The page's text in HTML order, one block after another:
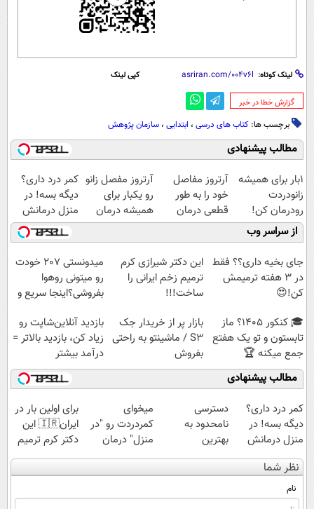
لینک کوتاه: کپی لینک
‌گزارش خطا در خبر
برچسب ها: کتاب های درسی ، ابتدایی ، سازمان پژوهش
مطالب پیشنهادی
1بار برای همیشه
زانودردت
رودرمان کن!
(تکنولوژی آلمان)
◂پرسشنامه▸
آرتروز مفاصل
خود را به طور
قطعی درمان
کنید!
◗پرسش‌نامه◖
آرتروز مفصل زانو
رو یکبار برای
همیشه درمان
کن!
◗پرسش‌نامه◖
کمر درد داری؟
دیگه بسه! در
منزل درمانش
کن
(◀پرسش‌نامه)
از سراسر وب
جای بخیه داری؟؟ فقط
در 3 هفته ترمیمش
کن!😍
این دکتر شیرازی کرم
ترمیم زخم ایرانی را
ساخت!!!
میدونستی 207 خودت
رو میتونی روهوا
بفروشی؟اینجا سریع و
🎓 کنکور ۱۴۰5؟ ماز
تابستون و تو یک هفتع
جمع میکنه 🏆
بازار پر از خریدار جک
S3 / ماشینتو به راحتی
بفروش
بازدید آنلاین‌شاپت رو
زیاد کن، بازدید بالاتر =
درآمد بیشتر
مطالب پیشنهادی
کمر درد داری؟
دیگه بسه! در
منزل درمانش
کن
(◀پرسش‌نامه)
دسترسی
نامحدود به
بهترین
آموزش‌ها تا روز
کنکور
میخوای
کمردردت رو "در
منزل" درمان
کنی؟ (◂فیلم +
◂پرسش‌نامه)
برای اولین بار در
ایران🇮🇷 این
دکتر کرم ترمیم
کننده 23 روزه
ساخت!
نظر شما
نام